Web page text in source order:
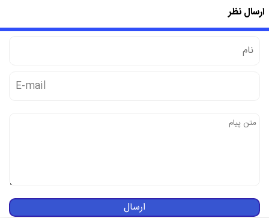
ارسال نظر
ارسال